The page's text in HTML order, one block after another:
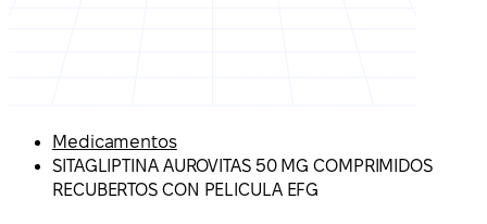
Medicamentos
SITAGLIPTINA AUROVITAS 50 MG COMPRIMIDOS
RECUBERTOS CON PELICULA EFG